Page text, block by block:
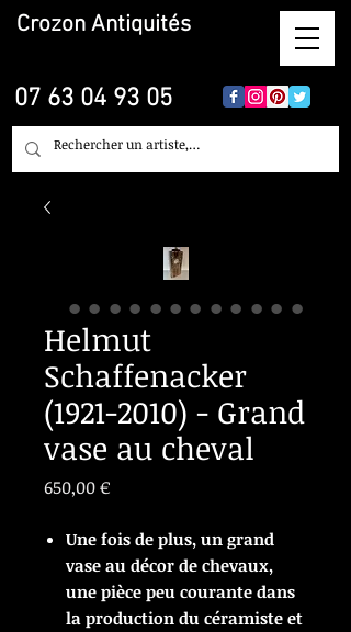
Crozon Antiquités
07 63 04 93 05
Helmut
Schaffenacker
(1921-2010) - Grand
vase au cheval
650,00 €Prix
Une fois de plus, un grand
vase au décor de chevaux,
une pièce peu courante dans
la production du céramiste et